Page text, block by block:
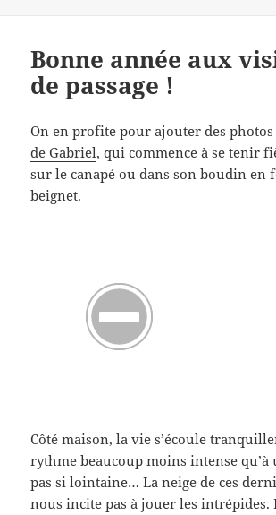
Bonne année aux
de passage !
On en profite pour ajouter des photos
de Gabriel, qui commence à se tenir
sur le canapé ou dans son boudin en
beignet.
Côté maison, la vie s’écoule
rythme beaucoup moins intense qu’à
pas si lointaine… La neige de ces
nous incite pas à jouer les intrépides.